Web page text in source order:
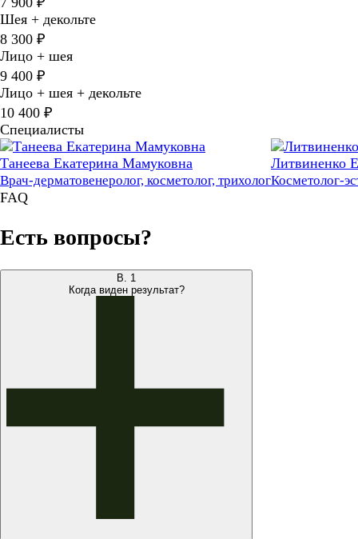
Шея + декольте
8 300 ₽
Лицо + шея
9 400 ₽
Лицо + шея + декольте
10 400 ₽
Специалисты
Танеева Екатерина Мамуковна
Врач-дерматовенеролог, косметолог, трихолог
Литвиненко
Косметолог-
FAQ
Есть вопросы?
В. 1
Когда виден результат?